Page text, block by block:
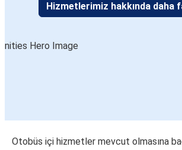
Hizmetlerimiz hakkında daha
Otobüs içi hizmetler mevcut olmasına